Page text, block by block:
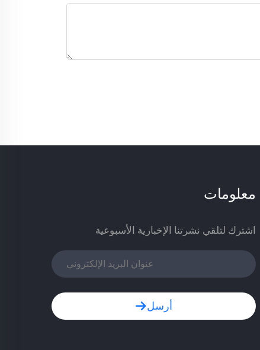
معلومات
اشترك لتلقي نشرتنا الإخبارية الأسبوعية
أرسل